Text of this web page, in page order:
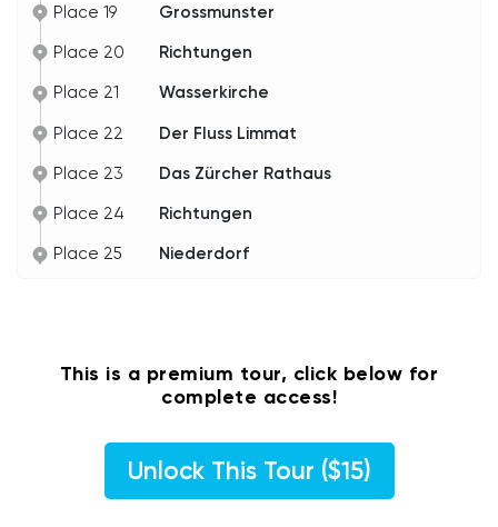
Place 19 Grossmunster
Place 20 Richtungen
Place 21 Wasserkirche
Place 22 Der Fluss Limmat
Place 23 Das Zürcher Rathaus
Place 24 Richtungen
Place 25 Niederdorf
This is a premium tour, click below for
complete access!
Unlock This Tour ($15)